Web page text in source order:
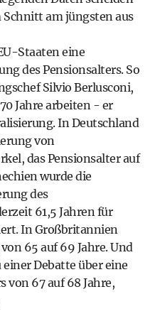
am jüngsten aus
Staaten eine
des Pensionsalters. So
Silvio Berlusconi,
Jahre arbeiten - er
In Deutschland
von
das Pensionsalter auf
wurde die
des
61,5 Jahren für
In Großbritannien
65 auf 69 Jahre. Und
Debatte über eine
von 67 auf 68 Jahre,